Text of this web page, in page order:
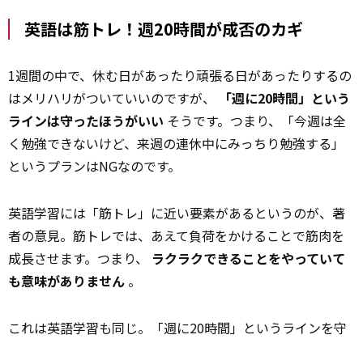
英語は筋トレ！週20時間が成否のカギ
1週間の中で、休む日があったり頑張る日があったりするの
はメリハリがついていいのですが、
「週に20時間」という
ラインは守ったほうがいい そうです。つまり、「今週は全
く勉強できないけど、来週の連休中にみっちり勉強する」
というプランはNGなのです。
英語学習には「筋トレ」に近い要素があるというのが、著
者の意見。筋トレでは、あえて負荷をかけることで筋肉を
成長させます。つまり、 ラクラクできることをやっていて
も意味がありません 。
これは英語学習も同じ。「週に20時間」というラインを守